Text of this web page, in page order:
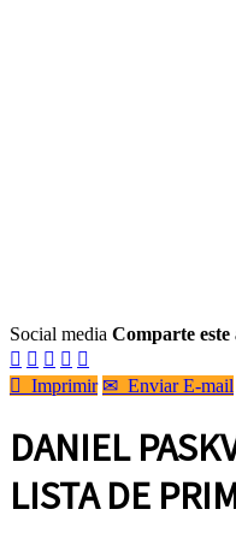
Social media Comparte
    
 Imprimir ✉ Enviar E-mail
DANIEL
LISTA DE